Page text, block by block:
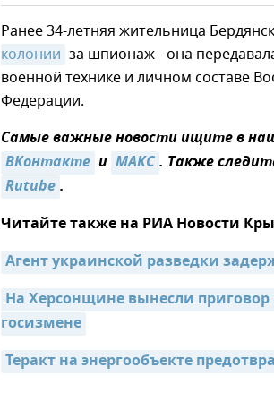
Ранее 34-летняя жительница
колонии за шпионаж - она
военной технике и личном составе
Федерации.
Самые важные новости ищите в
ВКонтакте и МАКС. Также
Rutube.
Читайте также на РИА Новости
Агент украинской разведки
На Херсонщине вынесли
госизмене
Теракт на энергообъекте